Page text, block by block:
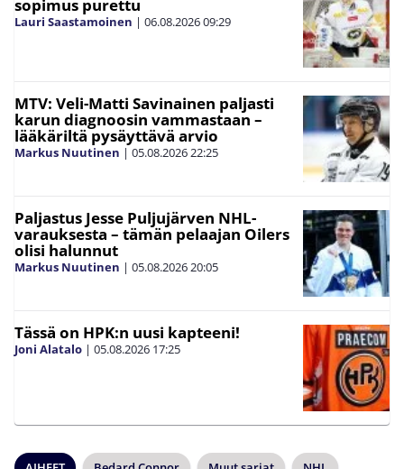
sopimus purettu
Lauri Saastamoinen | 06.08.202609:29
MTV: Veli-Matti Savinainen paljasti
karun diagnoosin vammastaan –
lääkäriltä pysäyttävä arvio
Markus Nuutinen | 05.08.2026 22:25
Paljastus Jesse Puljujärven NHL-
varauksesta – tämän pelaajan Oilers
olisi halunnut
Markus Nuutinen | 05.08.2026 20:05
Tässä on HPK:n uusi kapteeni!
Joni Alatalo | 05.08.2026 17:25